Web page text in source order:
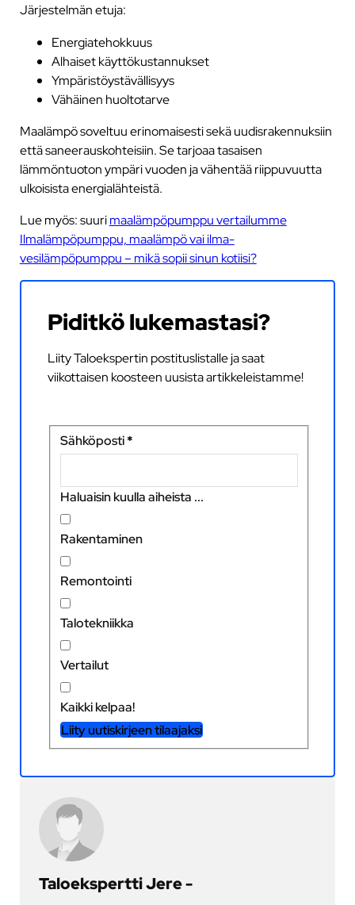
Järjestelmän etuja:
Energiatehokkuus
Alhaiset käyttökustannukset
Ympäristöystävällisyys
Vähäinen huoltotarve
Maalämpö soveltuu erinomaisesti sekä uudisrakennuksiin
että saneerauskohteisiin. Se tarjoaa tasaisen
lämmöntuoton ympäri vuoden ja vähentää riippuvuutta
ulkoisista energialähteistä.
Lue myös: suurimaalämpöpumppu vertailumme
Ilmalämpöpumppu, maalämpö vai ilma-
vesilämpöpumppu – mikä sopii sinun kotiisi?
Piditkö lukemastasi?
Liity Taloekspertin postituslistalle ja saat
viikottaisen koosteen uusista artikkeleistamme!
Sähköposti*
Haluaisin kuulla aiheista ...
Rakentaminen
Remontointi
Talotekniikka
Vertailut
Kaikki kelpaa!
Liity uutiskirjeen tilaajaksi
Taloekspertti Jere -